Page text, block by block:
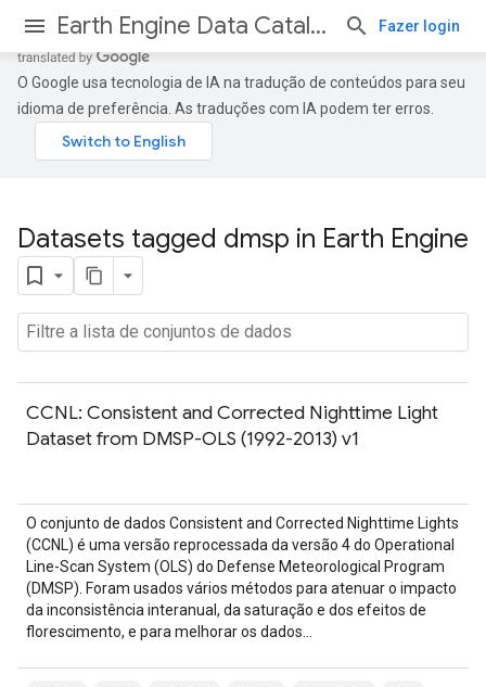
Earth Engine Data Catalog Fazer login
O Google usa tecnologia de IA na tradução de conteúdos para seu
idioma de preferência. As traduções com IA podem ter erros.
Datasets tagged dmsp in Earth Engine
CCNL: Consistent and Corrected Nighttime Light
Dataset from DMSP-OLS (1992-2013) v1
O conjunto de dados Consistent and Corrected Nighttime Lights
(CCNL) é uma versão reprocessada da versão 4 do Operational
Line-Scan System (OLS) do Defense Meteorological Program
(DMSP). Foram usados vários métodos para atenuar o impacto
da inconsistência interanual, da saturação e dos efeitos de
florescimento, e para melhorar os dados…